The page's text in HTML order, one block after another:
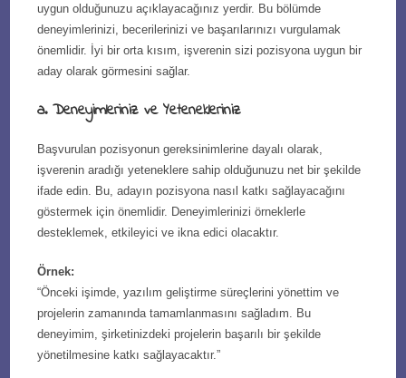
uygun olduğunuzu açıklayacağınız yerdir. Bu bölümde
deneyimlerinizi, becerilerinizi ve başarılarınızı vurgulamak
önemlidir. İyi bir orta kısım, işverenin sizi pozisyona uygun bir
aday olarak görmesini sağlar.
a. Deneyimleriniz ve Yetenekleriniz
Başvurulan pozisyonun gereksinimlerine dayalı olarak,
işverenin aradığı yeteneklere sahip olduğunuzu net bir şekilde
ifade edin. Bu, adayın pozisyona nasıl katkı sağlayacağını
göstermek için önemlidir. Deneyimlerinizi örneklerle
desteklemek, etkileyici ve ikna edici olacaktır.
Örnek:
“Önceki işimde, yazılım geliştirme süreçlerini yönettim ve
projelerin zamanında tamamlanmasını sağladım. Bu
deneyimim, şirketinizdeki projelerin başarılı bir şekilde
yönetilmesine katkı sağlayacaktır.”